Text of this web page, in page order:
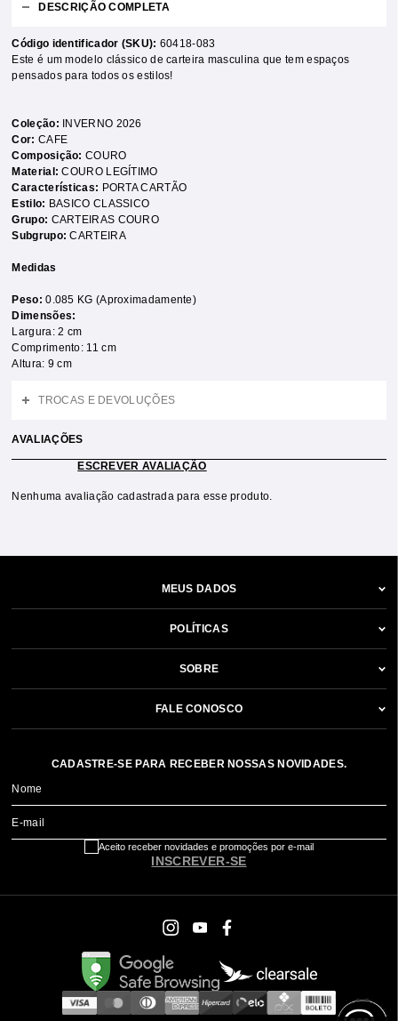
DESCRIÇÃO COMPLETA
Código identificador (SKU): 60418-083
Este é um modelo clássico de carteira masculina que tem espaços
pensados para todos os estilos!
Coleção:
INVERNO 2026
Cor: CAFE
Composição:COURO
Material:COURO LEGÍTIMO
Características: PORTA CARTÃO
Estilo: BASICO CLASSICO
Grupo: CARTEIRAS COURO
Subgrupo:CARTEIRA
Medidas
Peso:0.085 KG (Aproximadamente)
Dimensões:
Largura: 2 cm
Comprimento: 11 cm
Altura: 9 cm
TROCAS E DEVOLUÇÕES
AVALIAÇÕES
ESCREVER AVALIAÇÃO
Nenhuma avaliação cadastrada para esse produto.
MEUS DADOS
POLÍTICAS
SOBRE
FALE CONOSCO
CADASTRE-SE PARA RECEBER NOSSAS NOVIDADES.
Nome
E-mail
INSCREVER-SE
Aceito receber novidades e promoções por e-mail